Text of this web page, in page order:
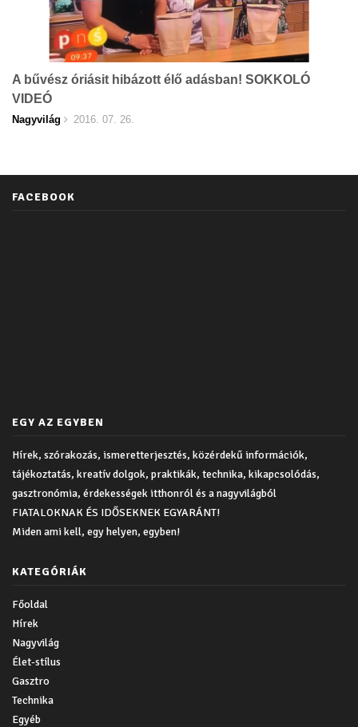
A bűvész óriásit hibázott élő adásban! SOKKOLÓ
VIDEÓ
Nagyvilág 2016. 07. 26.
FACEBOOK
EGY AZ EGYBEN
Hírek, szórakozás, ismeretterjesztés, közérdekű információk,
tájékoztatás, kreatív dolgok, praktikák, technika, kikapcsolódás,
gasztronómia, érdekességek itthonról és a nagyvilágból
FIATALOKNAK ÉS IDŐSEKNEK EGYARÁNT!
Miden ami kell, egy helyen, egyben!
KATEGÓRIÁK
Főoldal
Hírek
Nagyvilág
Élet-stílus
Gasztro
Technika
Egyéb